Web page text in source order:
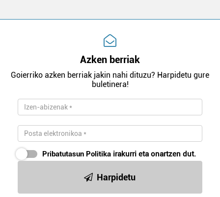
Azken berriak
Goierriko azken berriak jakin nahi dituzu? Harpidetu gure
buletinera!
Pribatutasun Politika irakurri eta onartzen dut.
Harpidetu